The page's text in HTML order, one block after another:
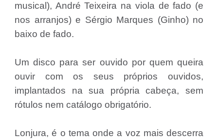
musical), André Teixeira na viola de fado (e
nos arranjos) e Sérgio Marques (Ginho) no
baixo de fado.
Um disco para ser ouvido por quem queira
ouvir com os seus próprios ouvidos,
implantados na sua própria cabeça, sem
rótulos nem catálogo obrigatório.
Lonjura, é o tema onde a voz mais descerra